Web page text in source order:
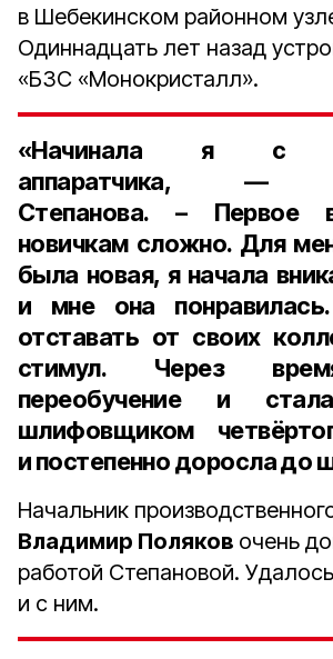
в Шебекинском районном
Одиннадцать лет назад
«БЗС «Монокристалл».
«Начинала я с
аппаратчика, —
Степанова. – Первое
новичкам сложно. Для
была новая, я начала
и мне она
отставать от своих
стимул. Через
переобучение и
шлифовщиком
и постепенно доросла до
Начальник
Владимир Поляков очень
работой Степановой.
и с ним.